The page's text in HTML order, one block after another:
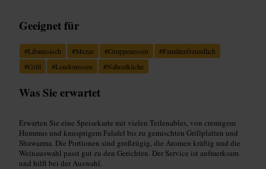
Geeignet für
#Libanesisch #Mezze #Gruppenessen #Familienfreundlich
#Grill #Londonessen #Nahostküche
Was Sie erwartet
Erwarten Sie eine Speisekarte mit vielen Teilenables, von cremigem
Hummus und knusprigem Falafel bis zu gemischten Grillplatten und
Shawarma. Die Portionen sind großzügig, die Aromen kräftig und die
Weinauswahl passt gut zu den Gerichten. Der Service ist aufmerksam
und hilft bei der Auswahl.